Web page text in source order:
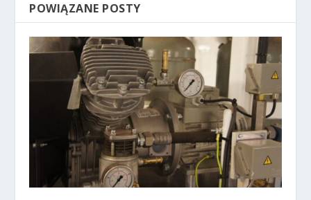
POWIĄZANE POSTY